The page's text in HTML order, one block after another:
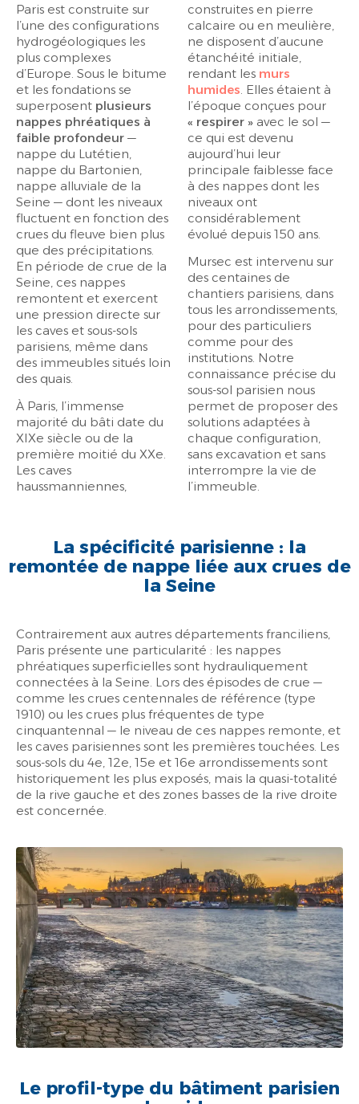
Paris est construite sur
l’une des configurations
hydrogéologiques les
plus complexes
d’Europe. Sous le bitume
et les fondations se
superposent plusieurs
nappes phréatiques à
faible profondeur —
nappe du Lutétien,
nappe du Bartonien,
nappe alluviale de la
Seine — dont les niveaux
fluctuent en fonction des
crues du fleuve bien plus
que des précipitations.
En période de crue de la
Seine, ces nappes
remontent et exercent
une pression directe sur
les caves et sous-sols
parisiens, même dans
des immeubles situés loin
des quais.
À Paris, l’immense
majorité du bâti date du
XIXe siècle ou de la
première moitié du XXe.
Les caves
haussmanniennes,
construites en pierre
calcaire ou en meulière,
ne disposent d’aucune
étanchéité initiale,
rendant les murs
humides . Elles étaient à
l’époque conçues pour
« respirer » avec le sol —
ce qui est devenu
aujourd’hui leur
principale faiblesse face
à des nappes dont les
niveaux ont
considérablement
évolué depuis 150 ans.
Mursec est intervenu sur
des centaines de
chantiers parisiens, dans
tous les arrondissements,
pour des particuliers
comme pour des
institutions. Notre
connaissance précise du
sous-sol parisien nous
permet de proposer des
solutions adaptées à
chaque configuration,
sans excavation et sans
interrompre la vie de
l’immeuble.
La spécificité parisienne : la
remontée de nappe liée aux crues de
la Seine
Contrairement aux autres départements franciliens,
Paris présente une particularité : les nappes
phréatiques superficielles sont hydrauliquement
connectées à la Seine. Lors des épisodes de crue —
comme les crues centennales de référence (type
1910) ou les crues plus fréquentes de type
cinquantennal — le niveau de ces nappes remonte, et
les caves parisiennes sont les premières touchées. Les
sous-sols du 4e, 12e, 15e et 16e arrondissements sont
historiquement les plus exposés, mais la quasi-totalité
de la rive gauche et des zones basses de la rive droite
est concernée.
Le profil-type du bâtiment parisien